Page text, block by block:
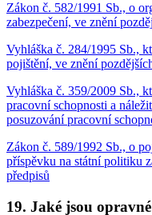
Zákon č. 582/1991 Sb., o
zabezpečení, ve znění
Vyhláška č. 284/1995 Sb.,
pojištění, ve znění
Vyhláška č. 359/2009 Sb.,
pracovní schopnosti a
posuzování pracovní
Zákon č. 589/1992 Sb., o
příspěvku na státní politiku
předpisů
19. Jaké jsou